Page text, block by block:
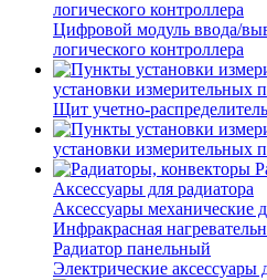
логического контроллера
Цифровой модуль ввода/
логического контроллера
установки измерительных
Щит учетно-
установки измерительных
Аксессуары для радиатора
Аксессуары механические
Инфракрасная
Радиатор панельный
Электрические аксессуары